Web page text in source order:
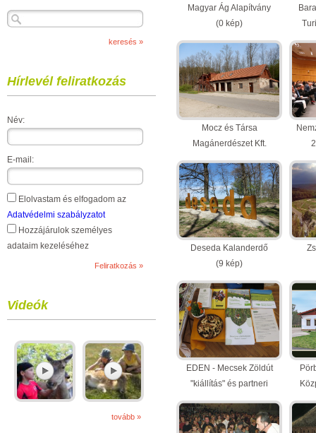
Hírlevél feliratkozás
Név:
E-mail:
Elolvastam és elfogadom az
Adatvédelmi szabályzatot
Hozzájárulok személyes
adataim kezeléséhez
Videók
tovább »
Magyar Ág Alapítvány
(0 kép)
Mocz és Társa
Magánerdészet Kft.
Erdészeti Erdei Iskola és
Oktatási Központ
(10 kép)
Deseda Kalanderdő
(9 kép)
EDEN - Mecsek Zöldút
"kiállítás" és partneri
találkozó
(17 kép)